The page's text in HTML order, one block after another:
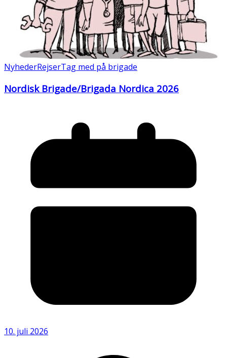
NyhederRejserTag med på brigade
Nordisk Brigade/Brigada Nordica 2026
10. juli 2026